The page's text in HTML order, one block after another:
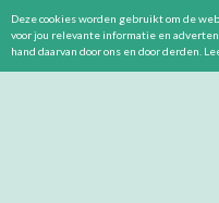
Deze cookies worden gebruikt om de
voor jou relevante informatie en
hand daarvan door ons en door derden.